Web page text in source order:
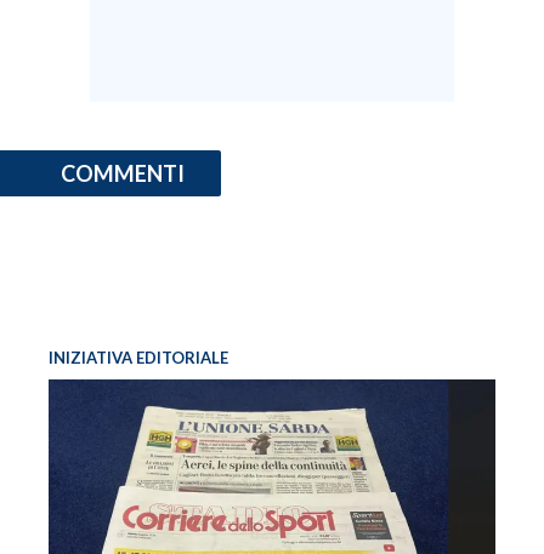
COMMENTI
INIZIATIVA EDITORIALE